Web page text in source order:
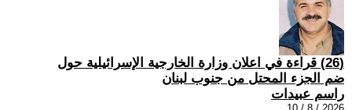
(26) قراءة في اعلان وزارة الخارجية الإسرائيلية حول
ضم الجزء المحتل من جنوب لبنان
راسم عبيدات